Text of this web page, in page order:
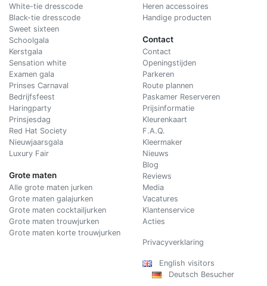
White-tie dresscode
Black-tie dresscode
Sweet sixteen
Schoolgala
Kerstgala
Sensation white
Examen gala
Prinses Carnaval
Bedrijfsfeest
Haringparty
Prinsjesdag
Red Hat Society
Nieuwjaarsgala
Luxury Fair
Grote maten
Alle grote maten jurken
Grote maten galajurken
Grote maten cocktailjurken
Grote maten trouwjurken
Grote maten korte trouwjurken
Heren accessoires
Handige producten
Contact
Contact
Openingstijden
Parkeren
Route plannen
Paskamer Reserveren
Prijsinformatie
Kleurenkaart
F.A.Q.
Kleermaker
Nieuws
Blog
Reviews
Media
Vacatures
Klantenservice
Acties
Privacyverklaring
English visitors
Deutsch Besucher